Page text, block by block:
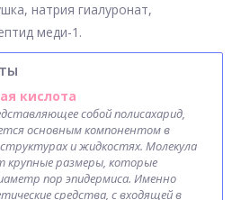
натрия гиалуронат,
меди-1.
кислота
собой полисахарид,
основным компонентом в
структурах и жидкостях. Молекула
крупные размеры, которые
пор эпидермиса. Именно
средства, с входящей в